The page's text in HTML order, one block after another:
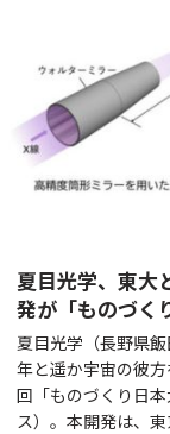
夏目光学、東大
発が「ものづく
夏目光学（長野県
年と遥か宇宙の彼
回「ものづくり日
ス）。本開発は、